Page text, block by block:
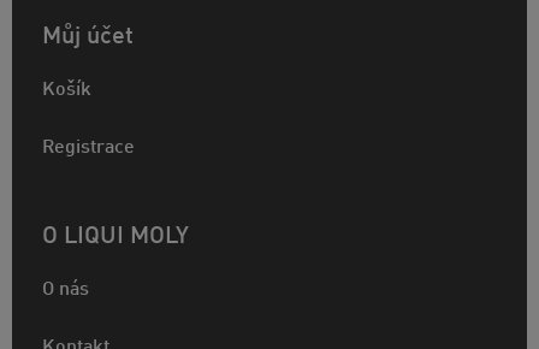
Můj účet
Košík
Registrace
O LIQUI MOLY
O nás